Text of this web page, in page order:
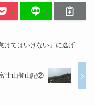
てはいけない」に逃げ
士山登山記②